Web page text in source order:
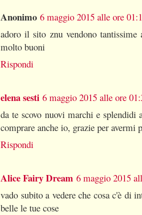
Anonimo 6 maggio 2015 alle ore
adoro il sito znu vendono
molto buoni
Rispondi
elena sesti 6 maggio 2015 alle ore
da te scovo nuovi marchi e splendidi
comprare anche io, grazie per avermi
Rispondi
Alice Fairy Dream 6 maggio 2015
vado subito a vedere che cosa c'è di
belle le tue cose